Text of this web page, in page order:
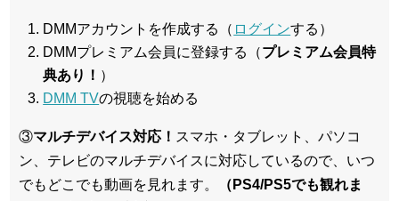
DMMアカウントを作成する（ ログインする）
DMMプレミアム会員に登録する（プレミアム会員特
典あり！ ）
DMM TVの視聴を始める
③マルチデバイス対応！ スマホ・タブレット、パソコ
ン、テレビのマルチデバイスに対応しているので、いつ
でもどこでも動画を見れます。
（PS4/PS5でも観れま